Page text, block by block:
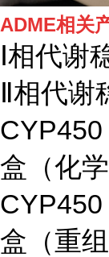
ADME相关
Ⅰ相代谢
Ⅱ相代谢
盒（化
盒（重